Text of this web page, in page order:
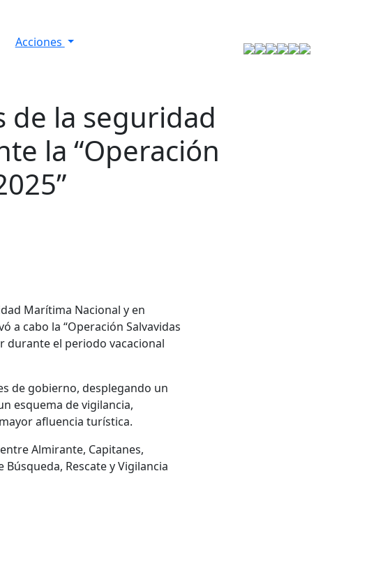
Acciones
la seguridad
la “Operación
Marítima Nacional y en
a cabo la “Operación Salvavidas
durante el periodo vacacional
de gobierno, desplegando un
esquema de vigilancia,
afluencia turística.
Almirante, Capitanes,
Rescate y Vigilancia